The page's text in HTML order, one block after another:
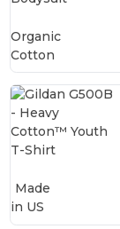
Organic
Cotton
Made
in US